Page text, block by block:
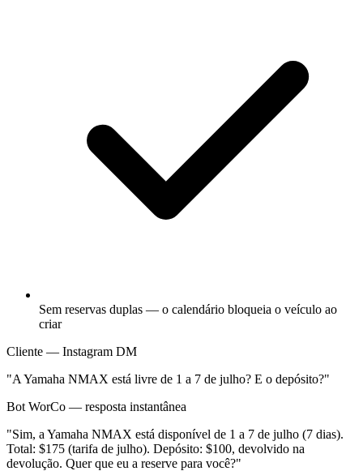
Sem reservas duplas — o calendário bloqueia o veículo ao
criar
Cliente — Instagram DM
"A Yamaha NMAX está livre de 1 a 7 de julho? E o depósito?"
Bot WorCo — resposta instantânea
"Sim, a Yamaha NMAX está disponível de 1 a 7 de julho (7 dias).
Total: $175 (tarifa de julho). Depósito: $100, devolvido na
devolução. Quer que eu a reserve para você?"